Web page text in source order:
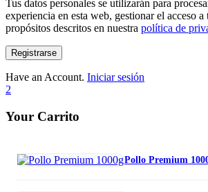
Tus datos personales se utilizarán para
experiencia en esta web, gestionar el acceso
propósitos descritos en nuestra política de
Registrarse
Have an Account. Iniciar sesión
2
Your Carrito
Pollo Premium